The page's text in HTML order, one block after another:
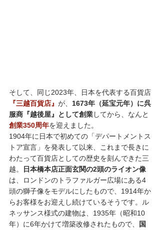
そして、同じ2023年、日本を代表する百貨店
『三越百貨店』 が、 1673年（延宝元年）に呉
服商『越後屋』として創業してから、なんと
創業350周年を迎えました。
1904年に日本で初めての「デパートメントス
トア宣言」を発表して以来、これまで長きに
わたって百貨店としての歴史を刻んできた三
越。
日本橋本店正面玄関の2頭のライオン像
は、ロンドンのトラファルガー広場にある4
頭の獅子像をモデルにしたもので、1914年か
らお客様をお迎えし続けているそうです。ル
ネッサンス様式の建物は、1935年（昭和10
年）に6年かけて増築改修されたもので、
国